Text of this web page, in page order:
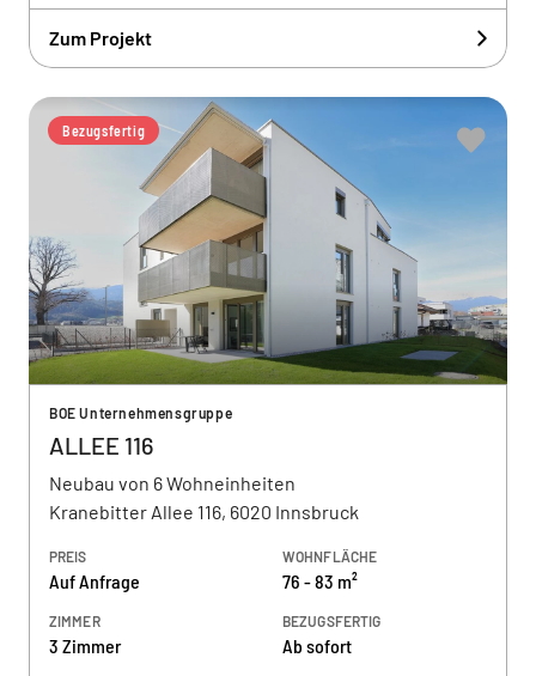
Zum Projekt
Bezugsfertig
BOE Unternehmensgruppe
ALLEE 116
Neubau von 6 Wohneinheiten
Kranebitter Allee 116, 6020 Innsbruck
PREIS
Auf Anfrage
WOHNFLÄCHE
76 - 83 m²
ZIMMER
3 Zimmer
BEZUGSFERTIG
Ab sofort